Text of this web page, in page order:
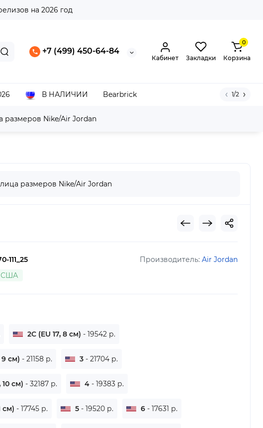
на 2026 год
+7 (499) 450-64-84
Кабинет Закладки
0
Корзина
В НАЛИЧИИ Bearbrick 1/2
размеров Nike/Air Jordan
Black (TD)
размеров Nike/Air Jordan
111_25 Производитель: Air Jordan
США
2C (EU 17, 8 см) - 19542 р.
9 см) - 21158 р. 3 - 21704 р.
10 см) - 32187 р. 4 - 19383 р.
см) - 17745 р. 5 - 19520 р. 6 - 17631 р.